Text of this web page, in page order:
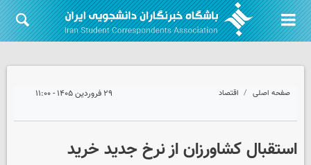
صفحه اصلی اقتصاد ۲۹ فروردین ۱۴۰۵ - ۱۱:۰۰
استقبال کشاورزان از نرخ جدید خرید